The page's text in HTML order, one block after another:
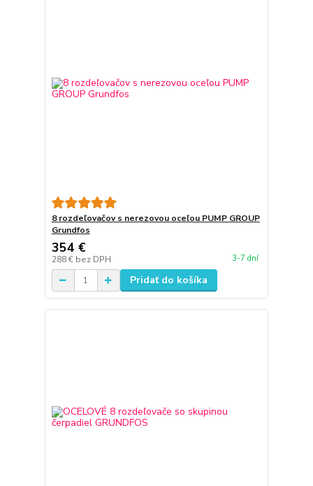
8 rozdeľovačov s nerezovou oceľou PUMP GROUP
Grundfos
354 €
288 € bez DPH 3-7 dní
Pridať do košíka